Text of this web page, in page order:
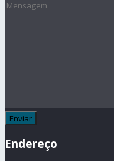
Endereço